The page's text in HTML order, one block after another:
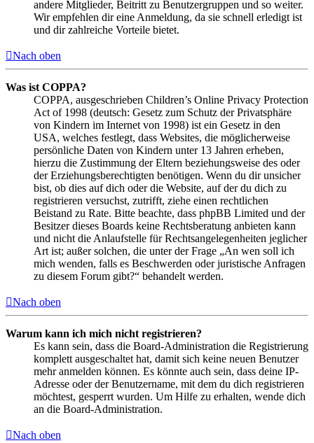
andere Mitglieder, Beitritt zu Benutzergruppen und so weiter.
Wir empfehlen dir eine Anmeldung, da sie schnell erledigt ist
und dir zahlreiche Vorteile bietet.
Nach oben
Was ist COPPA?
COPPA, ausgeschrieben Children’s Online Privacy Protection
Act of 1998 (deutsch: Gesetz zum Schutz der Privatsphäre
von Kindern im Internet von 1998) ist ein Gesetz in den
USA, welches festlegt, dass Websites, die möglicherweise
persönliche Daten von Kindern unter 13 Jahren erheben,
hierzu die Zustimmung der Eltern beziehungsweise des oder
der Erziehungsberechtigten benötigen. Wenn du dir unsicher
bist, ob dies auf dich oder die Website, auf der du dich zu
registrieren versuchst, zutrifft, ziehe einen rechtlichen
Beistand zu Rate. Bitte beachte, dass phpBB Limited und der
Besitzer dieses Boards keine Rechtsberatung anbieten kann
und nicht die Anlaufstelle für Rechtsangelegenheiten jeglicher
Art ist; außer solchen, die unter der Frage „An wen soll ich
mich wenden, falls es Beschwerden oder juristische Anfragen
zu diesem Forum gibt?“ behandelt werden.
Nach oben
Warum kann ich mich nicht registrieren?
Es kann sein, dass die Board-Administration die Registrierung
komplett ausgeschaltet hat, damit sich keine neuen Benutzer
mehr anmelden können. Es könnte auch sein, dass deine IP-
Adresse oder der Benutzername, mit dem du dich registrieren
möchtest, gesperrt wurden. Um Hilfe zu erhalten, wende dich
an die Board-Administration.
Nach oben